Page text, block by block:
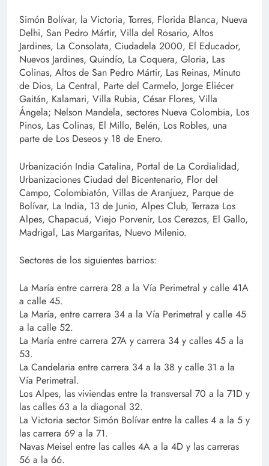
Simón Bolívar, la Victoria, Torres, Florida Blanca, Nueva
Delhi, San Pedro Mártir, Villa del Rosario, Altos
Jardines, La Consolata, Ciudadela 2000, El Educador,
Nuevos Jardines, Quindío, La Coquera, Gloria, Las
Colinas, Altos de San Pedro Mártir, Las Reinas, Minuto
de Dios, La Central, Parte del Carmelo, Jorge Eliécer
Gaitán, Kalamari, Villa Rubia, César Flores, Villa
Ángela; Nelson Mandela, sectores Nueva Colombia, Los
Pinos, Las Colinas, El Millo, Belén, Los Robles, una
parte de Los Deseos y 18 de Enero.
Urbanización India Catalina, Portal de La Cordialidad,
Urbanizaciones Ciudad del Bicentenario, Flor del
Campo, Colombiatón, Villas de Aranjuez, Parque de
Bolívar, La India, 13 de Junio, Alpes Club, Terraza Los
Alpes, Chapacuá, Viejo Porvenir, Los Cerezos, El Gallo,
Madrigal, Las Margaritas, Nuevo Milenio.
Sectores de los siguientes barrios:
La María entre carrera 28 a la Vía Perimetral y calle 41A
a calle 45.
La María, entre carrera 34 a la Vía Perimetral y calle 45
a la calle 52.
La María entre carrera 27A y carrera 34 y calles 45 a la
53.
La Candelaria entre carrera 34 a la 38 y calle 31 a la
Vía Perimetral.
Los Alpes, las viviendas entre la transversal 70 a la 71D y
las calles 63 a la diagonal 32.
La Victoria sector Simón Bolívar entre la calles 4 a la 5 y
las carrera 69 a la 71.
Navas Meisel entre las calles 4A a la 4D y las carreras
56 a la 66.